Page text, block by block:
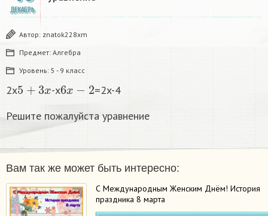
ДЕКАБРЬ
Автор: znatok228xm
Предмет: Алгебра
Уровень: 5 - 9 класс
2x
5 x
-x
6
=2x-4
Решите пожалуйста уравнение
Вам так же может быть интересно:
С Международным Женским Днём! История
праздника 8 марта